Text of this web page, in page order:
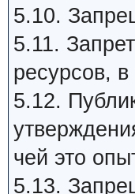
5.10.
5.11.
ресурсов,
5.12.
чей это
5.13.